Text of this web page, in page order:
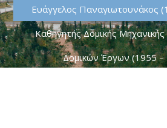
Ευάγγελος Παναγιωτουνάκος
Καθηγητής Δοµικής Μηχανικής
Δοµικών Έργων (1955 –